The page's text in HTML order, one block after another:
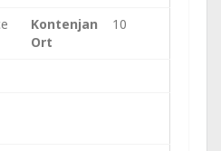
Kontenjan
Ort
10